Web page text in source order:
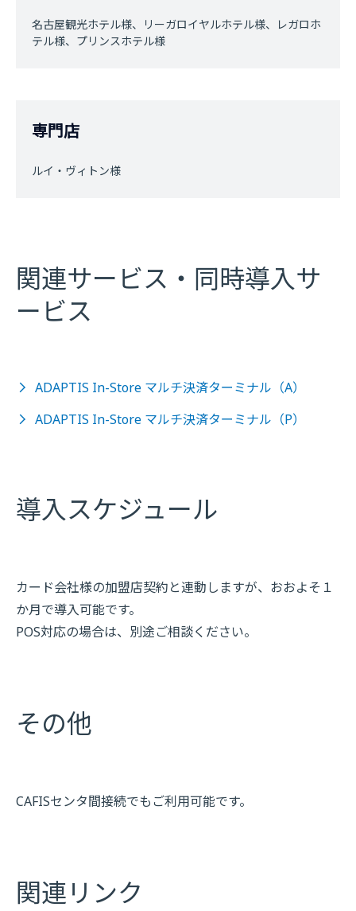
名古屋観光ホテル様、リーガロイヤルホテル様、レガロホ
テル様、プリンスホテル様
専門店
ルイ・ヴィトン様
関連サービス・同時導入サ
ービス
ADAPTIS In-Store マルチ決済ターミナル（A）
ADAPTIS In-Store マルチ決済ターミナル（P）
導入スケジュール
カード会社様の加盟店契約と連動しますが、おおよそ１
か月で導入可能です。
POS対応の場合は、別途ご相談ください。
その他
CAFISセンタ間接続でもご利用可能です。
関連リンク